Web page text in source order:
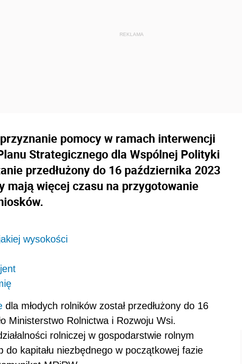
pomocy w ramach interwencji
Strategicznego dla Wspólnej Polityki
przedłużony do 16 października 2023
mają więcej czasu na przygotowanie
wysokości
dla młodych rolników został przedłużony do 16
Ministerstwo Rolnictwa i Rozwoju Wsi.
rolniczej w gospodarstwie rolnym
do kapitału niezbędnego w początkowej fazie